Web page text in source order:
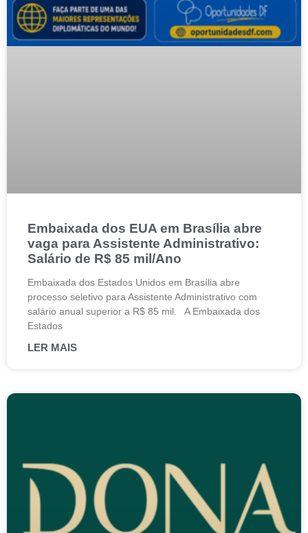
Embaixada dos EUA em Brasília abre
vaga para Assistente Administrativo:
Salário de R$ 85 mil/Ano
Embaixada dos Estados Unidos em Brasília abre
processo seletivo para Assistente Administrativo com
salário anual superior a R$ 85 mil. A Embaixada dos
Estados
LER MAIS